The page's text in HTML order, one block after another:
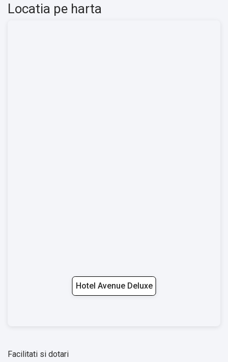
Locatia pe harta
Hotel Avenue Deluxe
Facilitati si dotari